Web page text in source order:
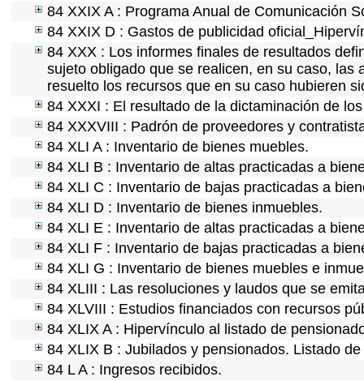
84 XXIX A : Programa Anual de Comunicación
84 XXIX D : Gastos de publicidad
84 XXX : Los informes finales de resultados
sujeto obligado que se realicen, en su caso,
resuelto los recursos que en su caso hubieren
84 XXXI : El resultado de la dictaminación de
84 XXXVIII : Padrón de proveedores y
84 XLI A : Inventario de bienes muebles.
84 XLI B : Inventario de altas practicadas a
84 XLI C : Inventario de bajas practicadas a
84 XLI D : Inventario de bienes inmuebles.
84 XLI E : Inventario de altas practicadas a
84 XLI F : Inventario de bajas practicadas a
84 XLI G : Inventario de bienes muebles e
84 XLIII : Las resoluciones y laudos que se
84 XLVIII : Estudios financiados con recursos
84 XLIX A : Hipervínculo al listado de
84 XLIX B : Jubilados y pensionados. Listado
84 L A : Ingresos recibidos.